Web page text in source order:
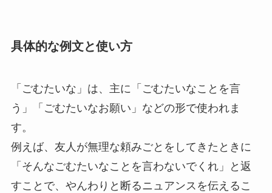
具体的な例文と使い方
「ごむたいな」は、主に「ごむたいなことを言
う」「ごむたいなお願い」などの形で使われま
す。
例えば、友人が無理な頼みごとをしてきたときに
「そんなごむたいなことを言わないでくれ」と返
すことで、やんわりと断るニュアンスを伝えるこ